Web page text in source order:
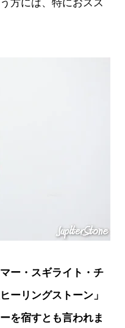
方には、特におスス
ー・スギライト・チ
ーリングストーン」
を宿すとも言われま